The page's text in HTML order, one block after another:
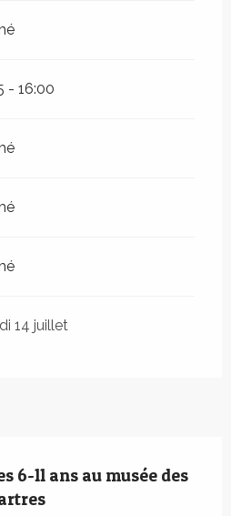
- 16:00
14 juillet
6-11 ans au musée des